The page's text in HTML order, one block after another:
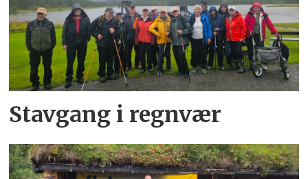
Stavgang i regnvær